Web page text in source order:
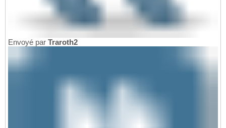
Envoyé par Traroth2